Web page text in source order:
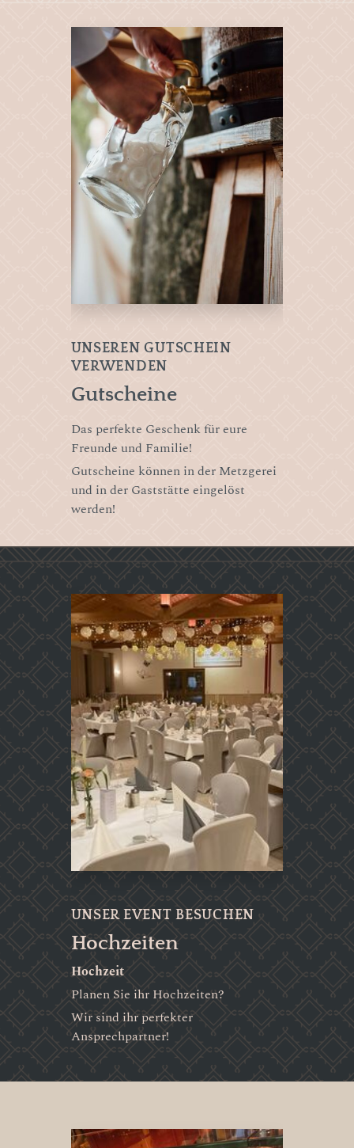
UNSEREN GUTSCHEIN
VERWENDEN
Gutscheine
Das perfekte Geschenk für eure
Freunde und Familie!
Gutscheine können in der Metzgerei
und in der Gaststätte eingelöst
werden!
UNSER EVENT BESUCHEN
Hochzeiten
Hochzeit
Planen Sie ihr Hochzeiten?
Wir sind ihr perfekter
Ansprechpartner!